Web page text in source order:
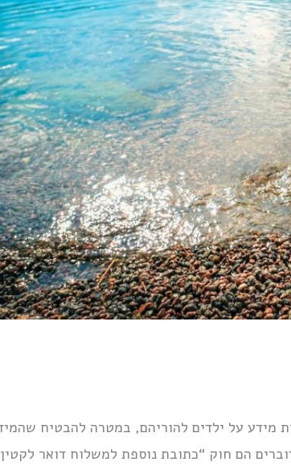
מידע על ילדים להוריהם, במטרה להבטיח
הם חוק “כתובת נוספת למשלוח דואר